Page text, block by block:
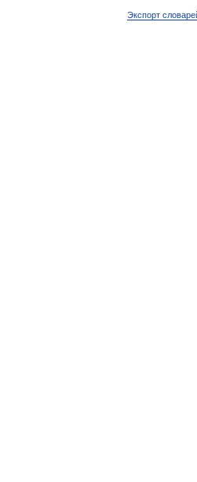
Экспорт